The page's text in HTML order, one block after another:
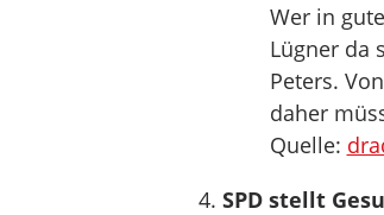
Wer in
Lügner da
Peters.
daher
Quelle:
SPD stellt